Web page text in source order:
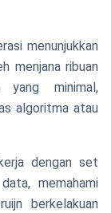
menunjukkan
menjana ribuan
yang minimal,
algoritma atau
dengan set
memahami
berkelakuan